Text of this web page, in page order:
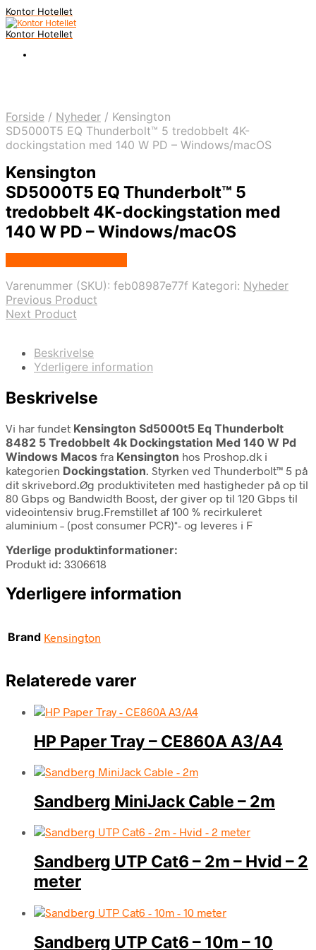
Kontor Hotellet
Kontor Hotellet
Forside / Nyheder / Kensington
SD5000T5 EQ Thunderbolt™ 5 tredobbelt 4K-
dockingstation med 140 W PD – Windows/macOS
Kensington
SD5000T5 EQ Thunderbolt™ 5
tredobbelt 4K-dockingstation med
140 W PD – Windows/macOS
Varenummer (SKU): feb08987e77f Kategori: Nyheder
Previous Product
Next Product
Beskrivelse
Yderligere information
Beskrivelse
Vi har fundet Kensington Sd5000t5 Eq Thunderbolt
8482 5 Tredobbelt 4k Dockingstation Med 140 W Pd
Windows Macos fra Kensington hos Proshop.dk i
kategorien Dockingstation. Styrken ved Thunderbolt™ 5 på
dit skrivebord.Øg produktiviteten med hastigheder på op til
80 Gbps og Bandwidth Boost, der giver op til 120 Gbps til
videointensiv brug.Fremstillet af 100 % recirkuleret
aluminium – (post consumer PCR)*- og leveres i F
Yderlige produktinformationer:
Produkt id: 3306618
Yderligere information
Brand Kensington
Relaterede varer
HP Paper Tray – CE860A A3/A4
Sandberg MiniJack Cable – 2m
Sandberg UTP Cat6 – 2m – Hvid – 2
meter
Sandberg UTP Cat6 – 10m – 10